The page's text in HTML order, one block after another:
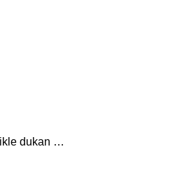
dukan …